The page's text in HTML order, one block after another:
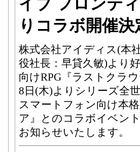
イブ フロンテ
りコラボ開催
株式会社アイディス(本
役社長：早貸久敏)より
向けRPG『ラストクラ
8日(木)よりシリーズ全
スマートフォン向け本
ア』とのコラボイベン
お知らせいたします。